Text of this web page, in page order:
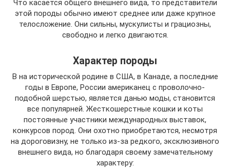
Что касается общего внешнего вида, то представители
этой породы обычно имеют среднее или даже крупное
телосложение. Они сильны, мускулисты и грациозны,
свободно и легко двигаются.
Характер породы
В на исторической родине в США, в Канаде, а последние
годы в Европе, России американец с проволочно-
подобной шерстью, является данью моды, становится
все популярней. Жесткошерстные кошки и коты
постоянные участники международных выставок,
конкурсов пород. Они охотно приобретаются, несмотря
на дороговизну, не только из-за редкого, эксклюзивного
внешнего вида, но благодаря своему замечательному
характеру: